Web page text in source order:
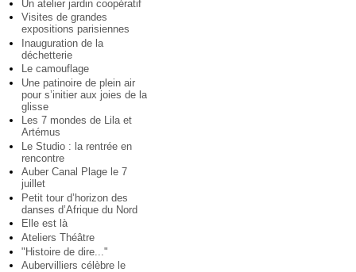
Un atelier jardin coopératif
Visites de grandes
expositions parisiennes
Inauguration de la
déchetterie
Le camouflage
Une patinoire de plein air
pour s’initier aux joies de la
glisse
Les 7 mondes de Lila et
Artémus
Le Studio : la rentrée en
rencontre
Auber Canal Plage le 7
juillet
Petit tour d’horizon des
danses d’Afrique du Nord
Elle est là
Ateliers Théâtre
"Histoire de dire..."
Aubervilliers célèbre le